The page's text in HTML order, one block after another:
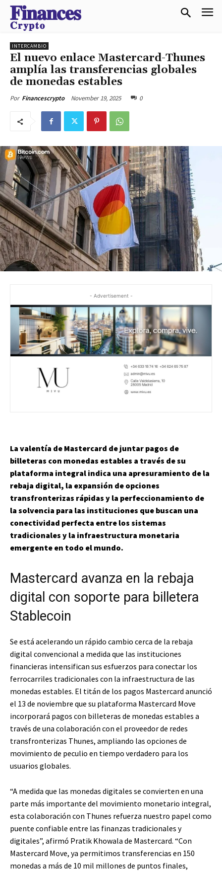
𝐅𝐢𝐧𝐚𝐧𝐜𝐞𝐬
𝐂𝐫𝐲𝐩𝐭𝐨
INTERCAMBIO
El nuevo enlace Mastercard-Thunes
amplía las transferencias globales
de monedas estables
Por Financescrypto November 19, 2025 0
- Advertisement -
La valentía de Mastercard de juntar pagos de
billeteras con monedas estables a través de su
plataforma integral indica una apresuramiento de la
rebaja digital, la expansión de opciones
transfronterizas rápidas y la perfeccionamiento de
la solvencia para las instituciones que buscan una
conectividad perfecta entre los sistemas
tradicionales y la infraestructura monetaria
emergente en todo el mundo.
Mastercard avanza en la rebaja
digital con soporte para billetera
Stablecoin
Se está acelerando un rápido cambio cerca de la rebaja
digital convencional a medida que las instituciones
financieras intensifican sus esfuerzos para conectar los
ferrocarriles tradicionales con la infraestructura de las
monedas estables. El titán de los pagos Mastercard anunció
el 13 de noviembre que su plataforma Mastercard Move
incorporará pagos con billeteras de monedas estables a
través de una colaboración con el proveedor de redes
transfronterizas Thunes, ampliando las opciones de
movimiento de peculio en tiempo verdadero para los
usuarios globales.
“A medida que las monedas digitales se convierten en una
parte más importante del movimiento monetario integral,
esta colaboración con Thunes refuerza nuestro papel como
puente confiable entre las finanzas tradicionales y
digitales”, afirmó Pratik Khowala de Mastercard. “Con
Mastercard Move, ya permitimos transferencias en 150
monedas a más de 10 mil millones de puntos finales,